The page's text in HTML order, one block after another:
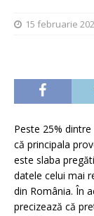
15 februarie
Peste 25%
că principala
este slaba
datele celui mai
din România. În
precizează că